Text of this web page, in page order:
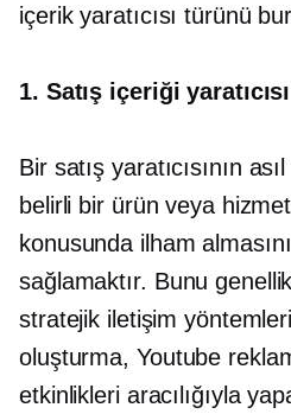
içerik yaratıcısı türünü
1. Satış içeriği yaratıcısı
Bir satış yaratıcısının
belirli bir ürün veya
konusunda ilham
sağlamaktır. Bunu
stratejik iletişim
oluşturma, Youtube
etkinlikleri aracılığıyla